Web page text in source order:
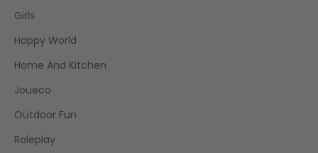
Girls
Happy World
Home And Kitchen
Joueco
Outdoor Fun
Roleplay